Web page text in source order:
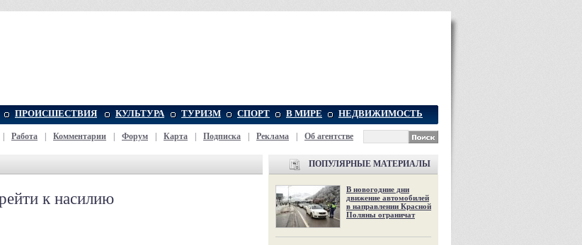
ПРОИСШЕСТВИЯ КУЛЬТУРА ТУРИЗМ СПОРТ В МИРЕ НЕДВИЖИМОСТЬ
Работа Комментарии Форум Карта Подписка Реклама Об агентстве
к насилию
ПОПУЛЯРНЫЕ МАТЕРИАЛЫ
В новогодние дни
движение автомобилей
в направлении Красной
Поляны ограничат